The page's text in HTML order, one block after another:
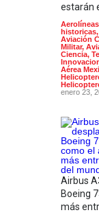
estarán
Aerolíneas
historicas,
Aviación
Militar,
Ciencia,
Aérea
enero 23,
Airbus
Boeing
más